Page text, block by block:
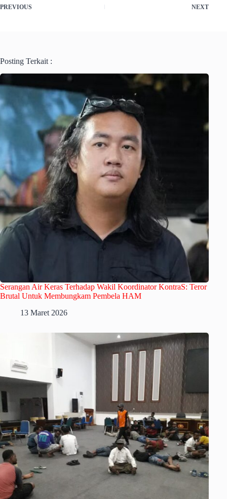
PREVIOUS NEXT
Posting Terkait :
Serangan Air Keras Terhadap Wakil Koordinator KontraS: Teror
Brutal Untuk Membungkam Pembela HAM
13 Maret 2026